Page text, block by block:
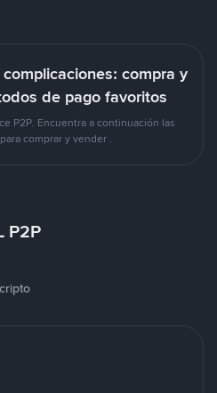
compra y
de pago favoritos
P2P. Encuentra a continuación las
comprar y vender .
P2P